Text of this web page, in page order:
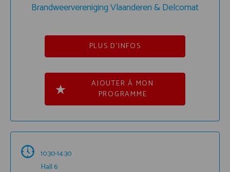
Brandweervereniging Vlaanderen & Delcomat
PLUS D'INFOS
AJOUTER À MON
PROGRAMME
10:30-14:30
Hall 6